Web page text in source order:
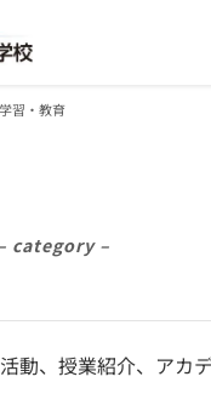
学習・教育
category –
動、授業紹介、アカ